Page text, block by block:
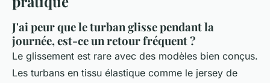
J'ai peur que le turban glisse pendant la
journée, est-ce un retour fréquent ?
Le glissement est rare avec des modèles bien conçus.
Les turbans en tissu élastique comme le jersey de